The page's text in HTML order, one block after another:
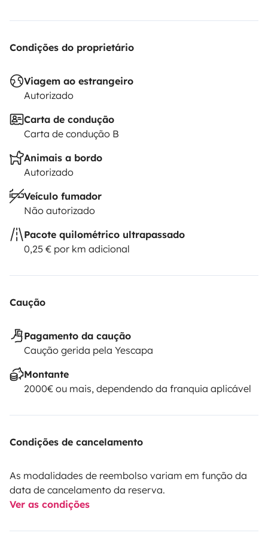
Condições do proprietário
Viagem ao estrangeiro
Autorizado
Carta de condução
Carta de condução B
Animais a bordo
Autorizado
Veículo fumador
Não autorizado
Pacote quilométrico ultrapassado
0,25 € por km adicional
Caução
Pagamento da caução
Caução gerida pela Yescapa
Montante
2000€ ou mais, dependendo da franquia aplicável
Condições de cancelamento
As modalidades de reembolso variam em função da
data de cancelamento da reserva.
Ver as condições